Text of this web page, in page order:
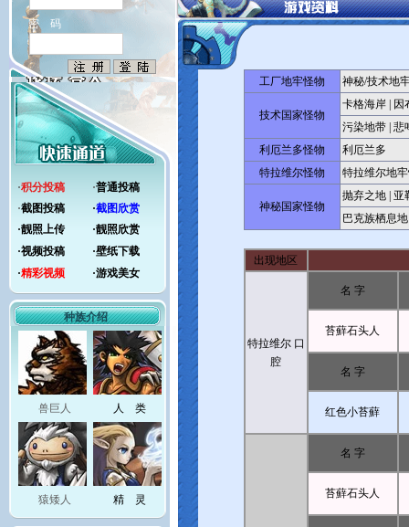
密 码
·积分投稿 ·普通投稿
·截图投稿 ·截图欣赏
·靓照上传 ·靓照欣赏
·视频投稿 ·壁纸下载
·精彩视频 ·游戏美女
种族介绍
兽巨人 人 类
猿矮人 精 灵
工厂地牢怪物 神秘/技术地
技术国家怪物
卡格海岸
因
污染地带 悲
利厄兰多怪物
利厄兰多
特拉维尔怪物
特拉维尔地
神秘国家怪物
抛弃之地
亚
巴克族栖息地
出现地区
特拉维尔 口
腔
名 字
苔蘚石头人
名 字
红色小苔蘚
名 字
苔蘚石头人